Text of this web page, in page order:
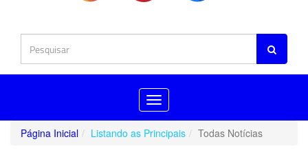
Toggle
navigation
Página Inicial
Listando as Principais Todas Notícias